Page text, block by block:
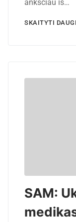
anksčiau iš…
SKAITYTI
SAM: